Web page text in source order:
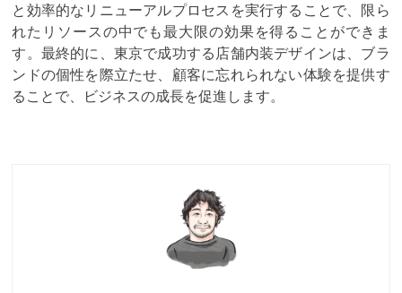
と効率的なリニューアルプロセスを実行することで、限ら
れたリソースの中でも最大限の効果を得ることができま
す。最終的に、東京で成功する店舗内装デザインは、ブラ
ンドの個性を際立たせ、顧客に忘れられない体験を提供す
ることで、ビジネスの成長を促進します。